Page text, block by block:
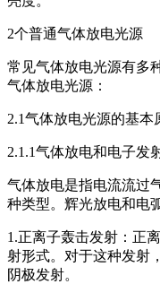
2个普通气体放电光源
常见气体放电光源有多
气体放电光源：
2.1气体放电光源的基本
2.1.1气体放电和电子发
气体放电是指电流流过
种类型。辉光放电和电
1.正离子轰击发射：正
射形式。对于这种发射
阴极发射。